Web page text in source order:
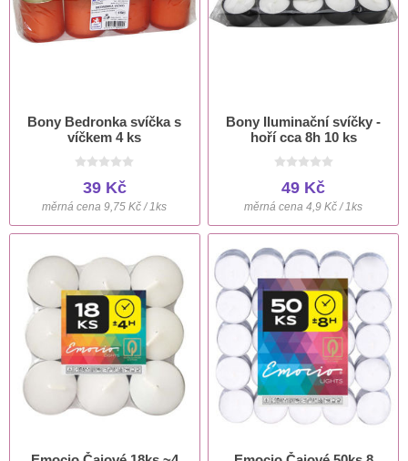
Bony Bedronka svíčka s
víčkem 4 ks
39 Kč
měrná cena 9,75 Kč / 1ks
Bony Iluminační svíčky -
hoří cca 8h 10 ks
49 Kč
měrná cena 4,9 Kč / 1ks